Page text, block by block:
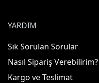
YARDIM
Sık Sorulan Sorular
Nasıl Sipariş Verebilirim?
Kargo ve Teslimat